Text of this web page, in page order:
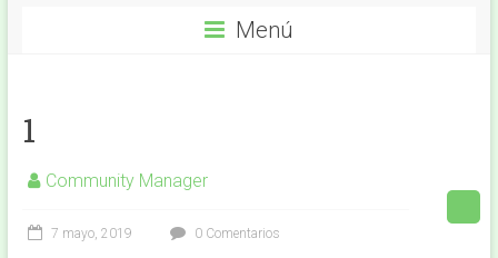
Menú
1
Community Manager
7 mayo, 2019 0 Comentarios